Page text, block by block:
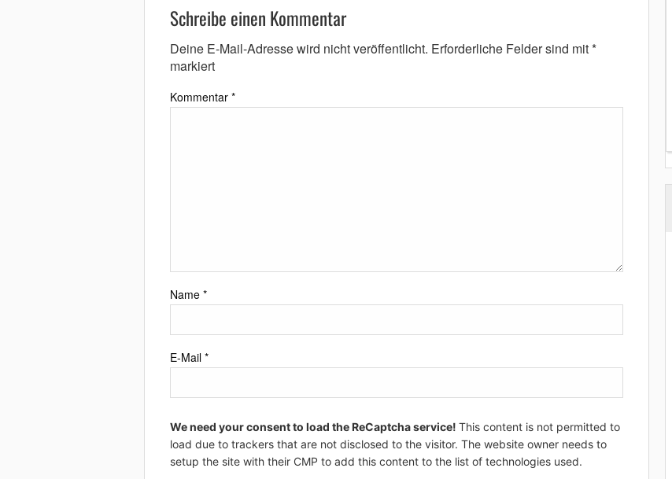
Schreibe einen Kommentar
Deine E-Mail-Adresse wird nicht veröffentlicht. Erforderliche Felder sind mit*
markiert
Kommentar *
Name *
E-Mail *
We need your consent to load the ReCaptcha service! This content is not permitted to
load due to trackers that are not disclosed to the visitor. The website owner needs to
setup the site with their CMP to add this content to the list of technologies used.